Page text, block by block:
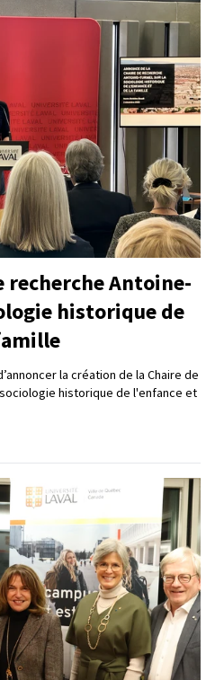
recherche Antoine-
historique de
la création de la Chaire de
historique de l'enfance et